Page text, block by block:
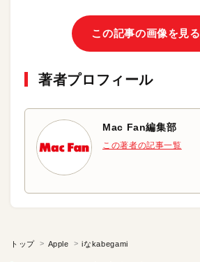
この記事の画像を見る
著者プロフィール
Mac Fan編集部
この著者の記事一覧
トップ Apple iなkabegami